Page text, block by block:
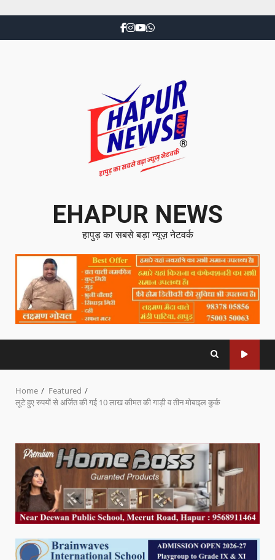
EHAPUR NEWS
हापुड़ का सबसे बड़ा न्यूज़ नेटवर्क
Home
Featured
लूटे हुए रुपयों से अर्जित की गई 10 लाख कीमत की गाड़ी व तीन मोबाइल कुर्क